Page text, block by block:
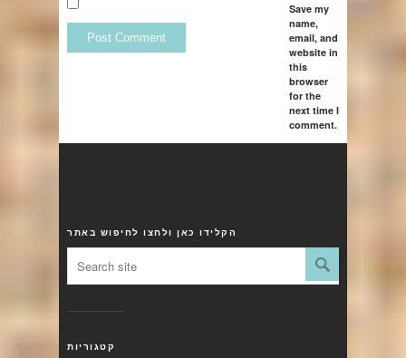
Save my
name,
email, and
website in
this
browser
for the
next time I
comment.
הקלידו כאן ולחצו לחיפוש באתר
קטגוריות